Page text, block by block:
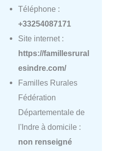
Téléphone :
+33254087171
Site internet :
https://famillesrural
esindre.com/
Familles Rurales
Fédération
Départementale de
l'Indre à domicile :
non renseigné